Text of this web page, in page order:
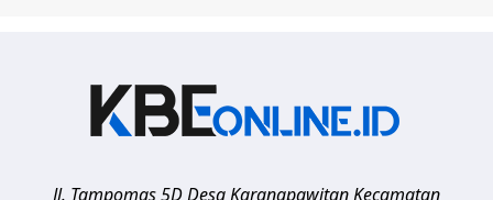
Jl. Tampomas 5D Desa Karangpawitan Kecamatan